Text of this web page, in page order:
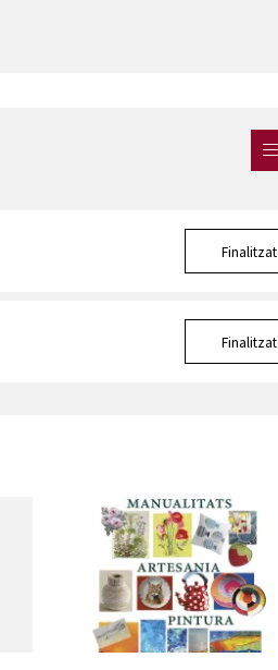
Finalitzat
Finalitzat